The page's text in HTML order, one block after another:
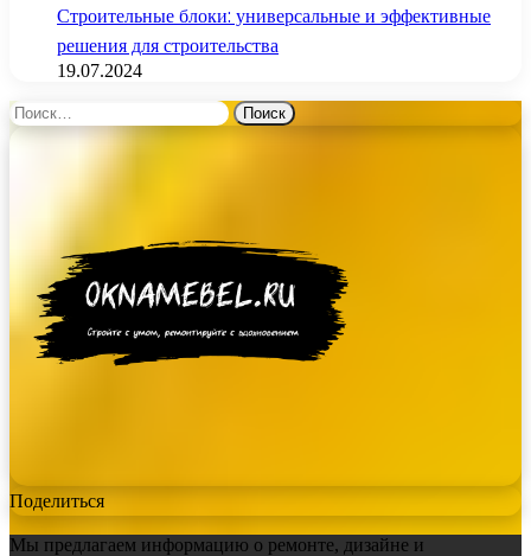
Строительные блоки: универсальные и эффективные
решения для строительства
19.07.2024
Найти:
Поделиться
Мы предлагаем информацию о ремонте, дизайне и